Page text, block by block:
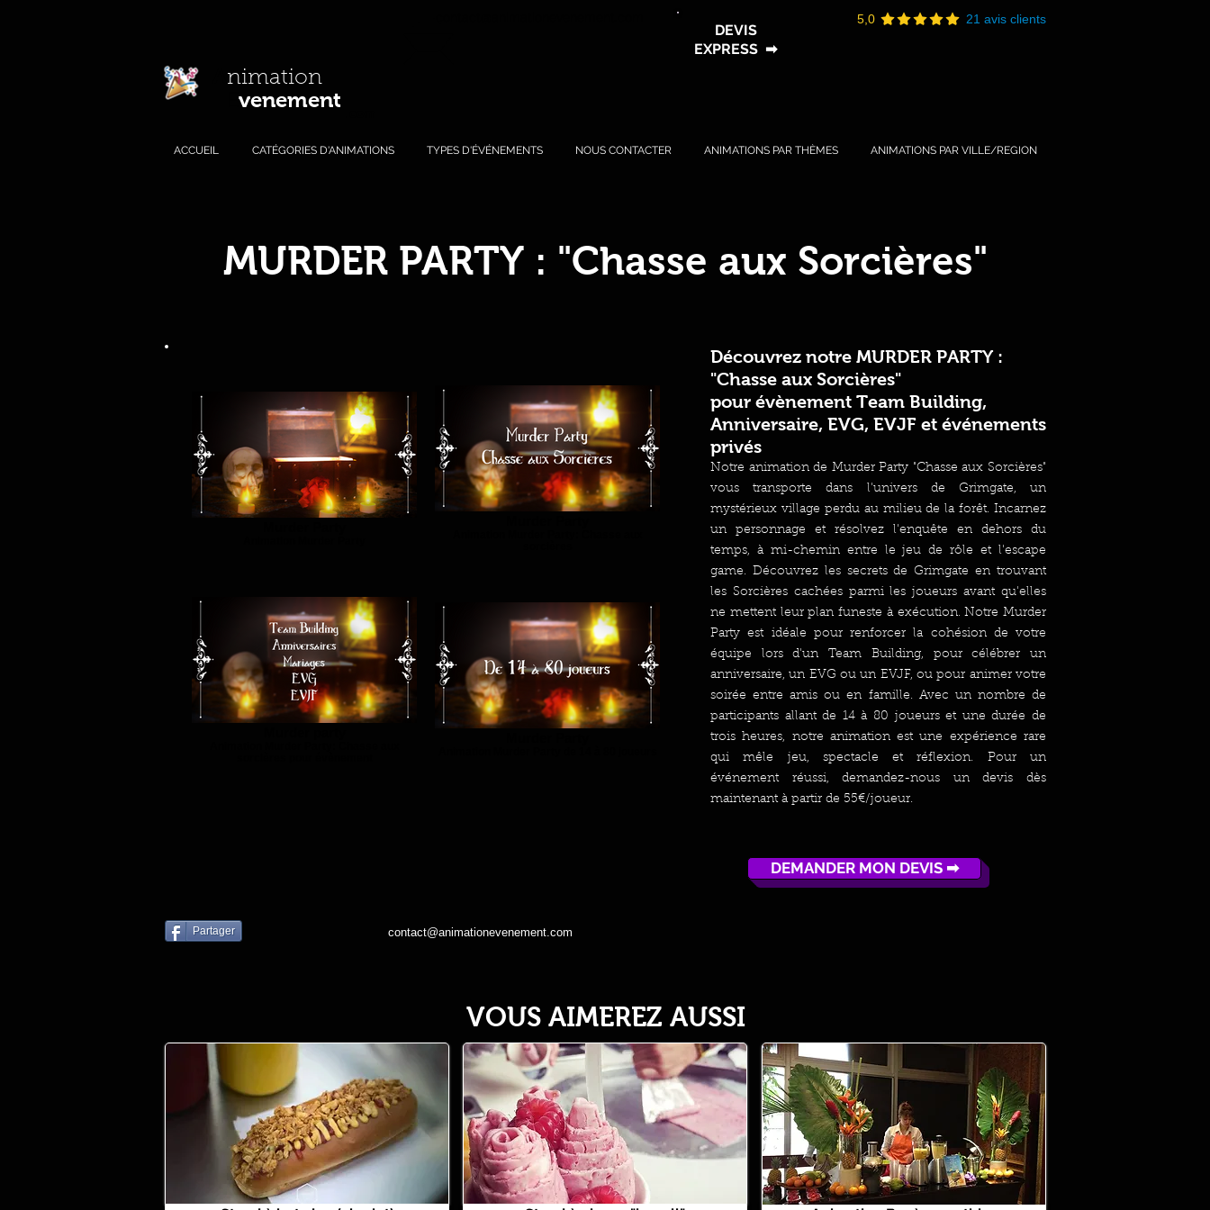
5,0 21 avis clients
nimation
venement
DEVIS
EXPRESS ➡
ACCUEIL CATÉGORIES D'ANIMATIONS TYPES D'ÉVÉNEMENTS NOUS CONTACTER ANIMATIONS PAR THÈMES ANIMATIONS PAR VILLE/REGION
MURDER PARTY : "Chasse aux Sorcières"
Découvrez notre MURDER PARTY :
"Chasse aux Sorcières"
pour évènement Team Building,
Anniversaire, EVG, EVJF et événements
privés
Notre animation de Murder Party "Chasse aux Sorcières"
vous transporte dans l'univers de Grimgate, un
mystérieux village perdu au milieu de la forêt. Incarnez
un personnage et résolvez l'enquête en dehors du
temps, à mi-chemin entre le jeu de rôle et l'escape
game. Découvrez les secrets de Grimgate en trouvant
les Sorcières cachées parmi les joueurs avant qu'elles
ne mettent leur plan funeste à exécution. Notre Murder
Party est idéale pour renforcer la cohésion de votre
équipe lors d'un Team Building, pour célébrer un
anniversaire, un EVG ou un EVJF, ou pour animer votre
soirée entre amis ou en famille. Avec un nombre de
participants allant de 14 à 80 joueurs et une durée de
trois heures, notre animation est une expérience rare
qui mêle jeu, spectacle et réflexion. Pour un
événement réussi, demandez-nous un devis dès
maintenant à partir de 55€/joueur.
DEMANDER MON DEVIS ➡
Partager contact@animationevenement.com
VOUS AIMEREZ AUSSI